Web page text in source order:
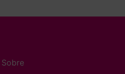
Sobre